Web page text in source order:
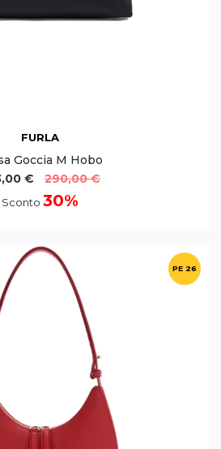
FURLA
Goccia M Hobo
€
290,00 €
Sconto 30%
PE 26